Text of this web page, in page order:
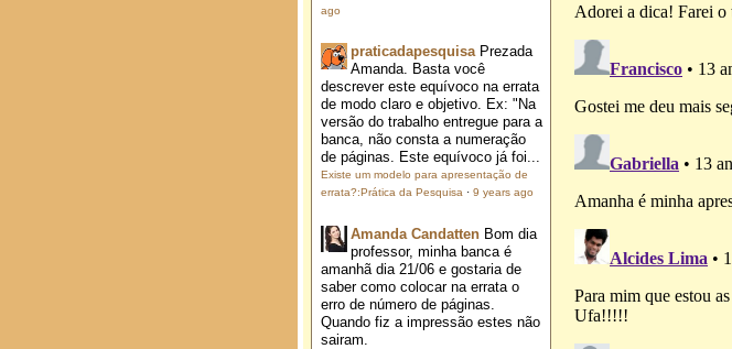
ago
praticadapesquisa Prezada
Amanda. Basta você
descrever este equívoco na errata
de modo claro e objetivo. Ex: "Na
versão do trabalho entregue para a
banca, não consta a numeração
de páginas. Este equívoco já foi...
Existe um modelo para apresentação de
errata?:Prática da Pesquisa · 9 years ago
Amanda Candatten Bom dia
professor, minha banca é
amanhã dia 21/06 e gostaria de
saber como colocar na errata o
erro de número de páginas.
Quando fiz a impressão estes não
sairam.